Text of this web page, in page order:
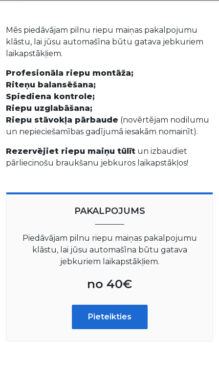
Mēs piedāvājam pilnu riepu maiņas pakalpojumu
klāstu, lai jūsu automašīna būtu gatava jebkuriem
laikapstākļiem.
Profesionāla riepu montāža;
Riteņu balansēšana;
Spiediena kontrole;
Riepu uzglabāšana;
Riepu stāvokļa pārbaude (novērtējam nodilumu
un nepieciešamības gadījumā iesakām nomainīt).
Rezervējiet riepu maiņu tūlīt un izbaudiet
pārliecinošu braukšanu jebkuros laikapstākļos!
PAKALPOJUMS
Piedāvājam pilnu riepu maiņas pakalpojumu
klāstu, lai jūsu automašīna būtu gatava
jebkuriem laikapstākļiem.
no 40€
Pieteikties